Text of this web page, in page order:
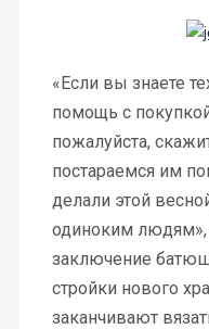
«Если вы знаете
помощь с
пожалуйста,
постараемся им
делали этой
одиноким людям»,
заключение
стройки нового
заканчивают